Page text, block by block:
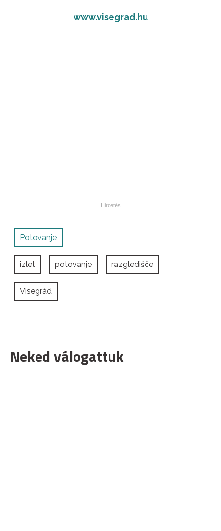
www.visegrad.hu
Potovanje
izlet potovanje razgledišče
Visegrád
Neked válogattuk